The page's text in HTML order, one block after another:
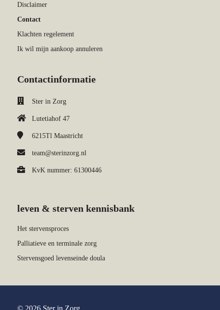
Disclaimer
Contact
Klachten regelement
Ik wil mijn aankoop annuleren
Contactinformatie
Ster in Zorg
Lutetiahof 47
6215Tl Maastricht
team@sterinzorg.nl
KvK nummer: 61300446
leven & sterven kennisbank
Het stervensproces
Palliatieve en terminale zorg
Stervensgoed levenseinde doula
© 2026 Ster in Zorg